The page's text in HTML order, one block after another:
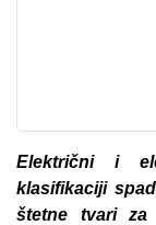
Električni i
klasifikaciji
štetne tvari